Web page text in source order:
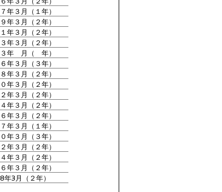
３月（１年）
３月（２年）
年３月（２年）
年３月（２年）
３年 月（ 年）
年３月（３年）
年３月（２年）
年３月（２年）
年３月（２年）
年３月（２年）
年３月（２年）
年３月（１年）
年３月（３年）
年３月（２年）
３月（２年）
３月（２年）
3月（２年）